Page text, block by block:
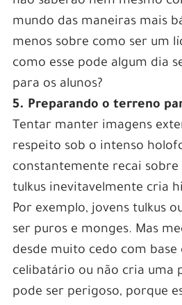
mundo das maneiras mais
menos sobre como ser um
como esse pode algum dia
para os alunos?
5. Preparando o terreno
Tentar manter imagens
respeito sob o intenso
constantemente recai sobre
tulkus inevitavelmente cria
Por exemplo, jovens tulkus
ser puros e monges. Mas
desde muito cedo com base
celibatário ou não cria uma
pode ser perigoso, porque